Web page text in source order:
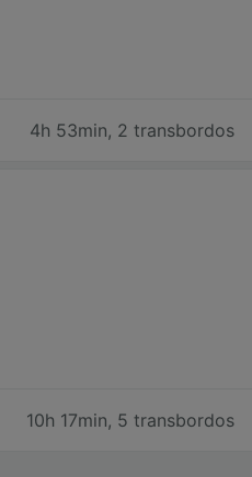
4h 53min, 2 transbordos
10h 17min, 5 transbordos